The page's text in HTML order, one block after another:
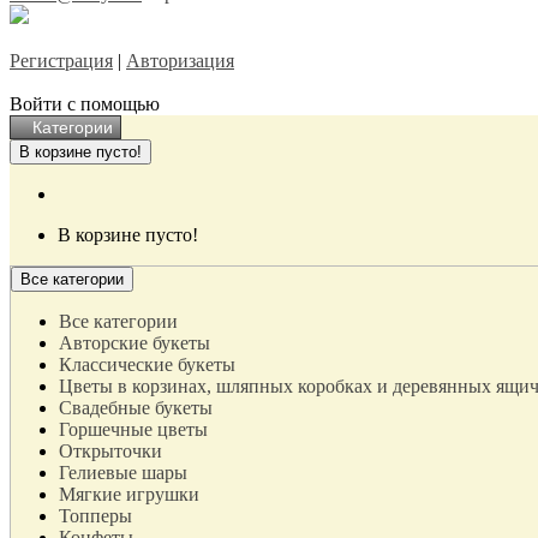
Регистрация | Авторизация
Войти с помощью
Категории
В корзине пусто!
В корзине пусто!
Все категории
Все категории
Авторские букеты
Классические букеты
Цветы в корзинах, шляпных коробках и деревянных
Свадебные букеты
Горшечные цветы
Открыточки
Гелиевые шары
Мягкие игрушки
Топперы